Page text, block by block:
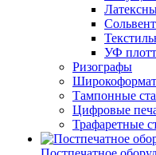
УФ
Ризографы
Тампонные
Цифровые
Трафаретные